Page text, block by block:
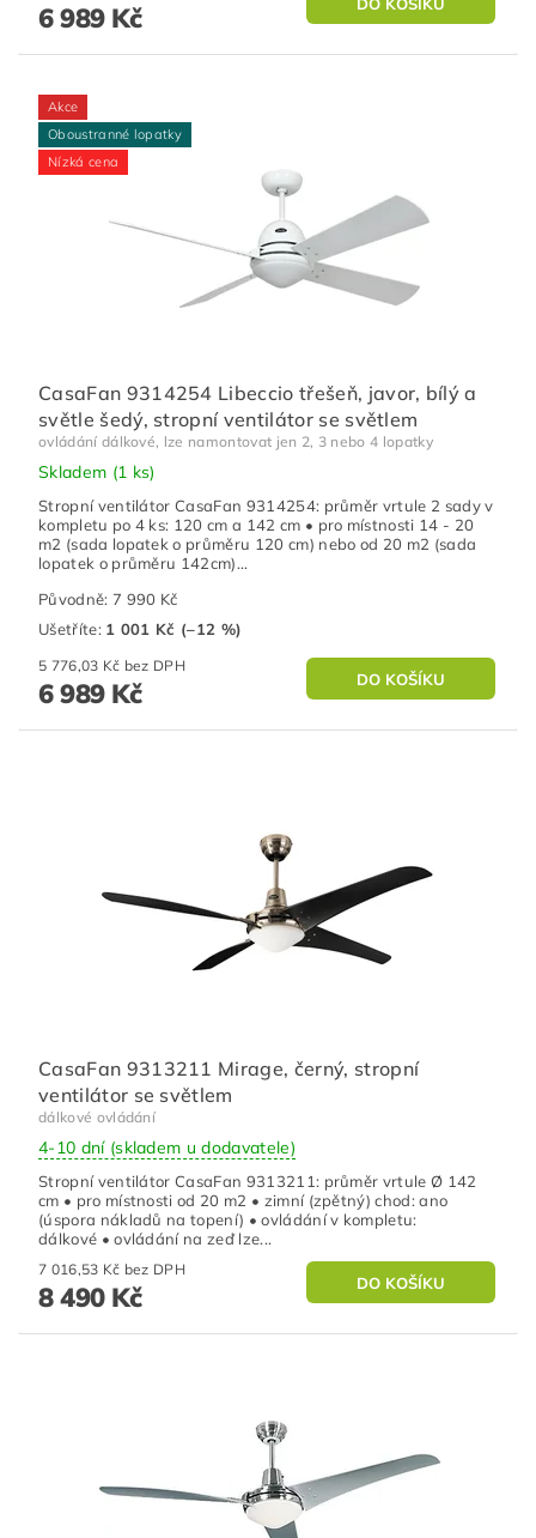
6 989 Kč
Akce
Oboustranné lopatky
Nízká cena
CasaFan 9314254 Libeccio třešeň, javor, bílý a
světle šedý, stropní ventilátor se světlem
ovládání dálkové, lze namontovat jen 2, 3 nebo 4 lopatky
Skladem (1 ks)
Stropní ventilátor CasaFan 9314254: průměr vrtule 2 sady v
kompletu po 4 ks: 120 cm a 142 cm • pro místnosti 14 - 20
m2 (sada lopatek o průměru 120 cm) nebo od 20 m2 (sada
lopatek o průměru 142cm)...
Původně: 7 990 Kč
Ušetříte: 1 001 Kč (–12 %)
5 776,03 Kč bez DPH
6 989 Kč
CasaFan 9313211 Mirage, černý, stropní
ventilátor se světlem
dálkové ovládání
4-10 dní (skladem u dodavatele)
Stropní ventilátor CasaFan 9313211: průměr vrtule Ø 142
cm • pro místnosti od 20 m2 • zimní (zpětný) chod: ano
(úspora nákladů na topení) • ovládání v kompletu:
dálkové • ovládání na zeď lze...
7 016,53 Kč bez DPH
8 490 Kč